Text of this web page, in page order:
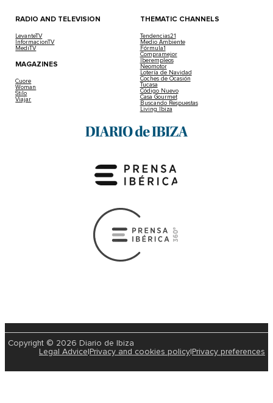
RADIO AND TELEVISION
LevanteTV
InformacionTV
MediTV
MAGAZINES
Cuore
Woman
Stilo
Viajar
THEMATIC CHANNELS
Tendencias21
Medio Ambiente
Fórmula1
Compramejor
Iberempleos
Neomotor
Lotería de Navidad
Coches de Ocasión
Tucasa
Código Nuevo
Casa Gourmet
Buscando Respuestas
Living Ibiza
Copyright © 2026 Diario de Ibiza
Legal Advice Privacy and cookies policy Privacy preferences